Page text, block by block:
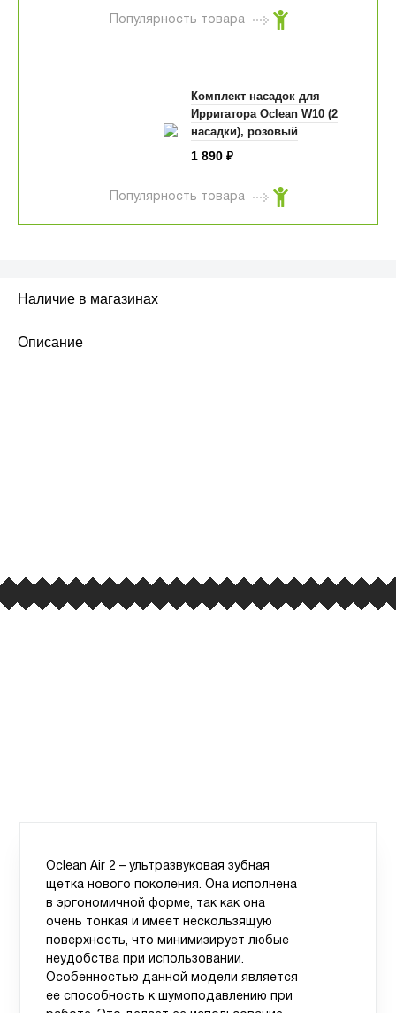
Популярность товара
Комплект насадок для
Ирригатора Oclean W10 (2
насадки), розовый
1 890 ₽
Популярность товара
Наличие в магазинах
Описание
Oclean Air 2 – ультразвуковая зубная
щетка нового поколения. Она исполнена
в эргономичной форме, так как она
очень тонкая и имеет нескользящую
поверхность, что минимизирует любые
неудобства при использовании.
Особенностью данной модели является
ее способность к шумоподавлению при